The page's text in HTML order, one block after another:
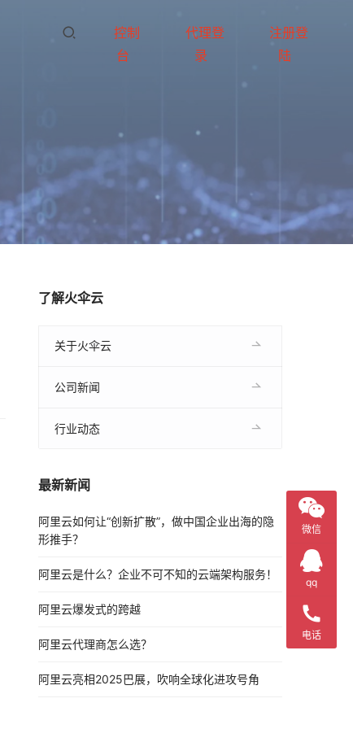
控制
台
代理登
录
注册登
陆
了解火伞云
关于火伞云
公司新闻
行业动态
最新新闻
阿里云如何让“创新扩散”，做中国企业出海的隐
形推手？
阿里云是什么？企业不可不知的云端架构服务！
阿里云爆发式的跨越
阿里云代理商怎么选？
阿里云亮相2025巴展，吹响全球化进攻号角
微信
qq
电话